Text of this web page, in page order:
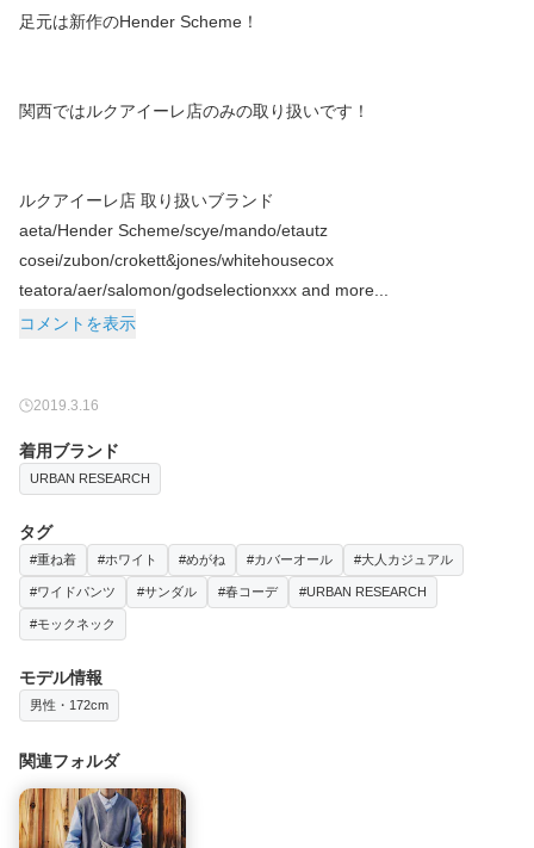
足元は新作のHender Scheme！
関西ではルクアイーレ店のみの取り扱いです！
ルクアイーレ店 取り扱いブランド
aeta/Hender Scheme/scye/mando/etautz
cosei/zubon/crokett&jones/whitehousecox
teatora/aer/salomon/godselectionxxx and more...
コメントを表示
2019.3.16
着用ブランド
URBAN RESEARCH
タグ
#重ね着 #ホワイト #めがね #カバーオール #大人カジュアル
#ワイドパンツ #サンダル #春コーデ #URBAN RESEARCH
#モックネック
モデル情報
男性・172cm
関連フォルダ